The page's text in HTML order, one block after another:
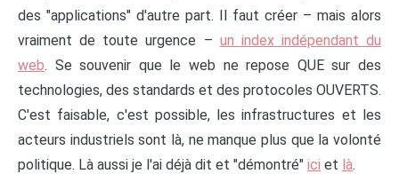
des "applications" d'autre part. Il faut créer – mais alors
vraiment de toute urgence – un index indépendant du
web. Se souvenir que le web ne repose QUE sur des
technologies, des standards et des protocoles OUVERTS.
C'est faisable, c'est possible, les infrastructures et les
acteurs industriels sont là, ne manque plus que la volonté
politique. Là aussi je l'ai déjà dit et "démontré" ici et là.